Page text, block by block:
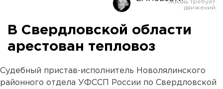
Оренбург
В Свердловской области
арестован тепловоз
Судебный пристав-исполнитель Новолялинского
районного отдела УФССП России по Свердловской